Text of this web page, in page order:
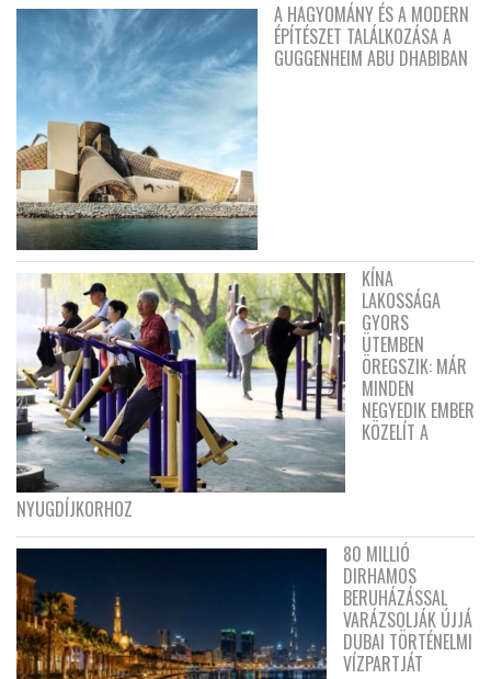
A HAGYOMÁNY ÉS A MODERN
ÉPÍTÉSZET TALÁLKOZÁSA A
GUGGENHEIM ABU DHABIBAN
KÍNA
LAKOSSÁGA
GYORS
ÜTEMBEN
ÖREGSZIK: MÁR
MINDEN
NEGYEDIK EMBER
KÖZELÍT A
NYUGDÍJKORHOZ
80 MILLIÓ
DIRHAMOS
BERUHÁZÁSSAL
VARÁZSOLJÁK ÚJJÁ
DUBAI TÖRTÉNELMI
VÍZPARTJÁT